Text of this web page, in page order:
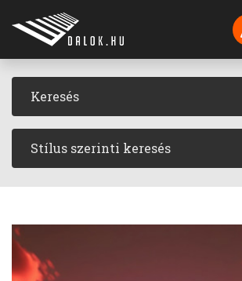
Stílus szerinti keresés